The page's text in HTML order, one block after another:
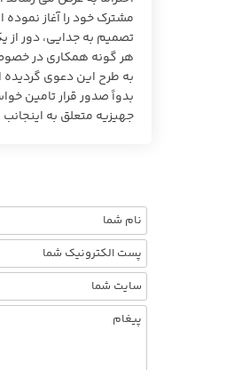
مشترک خود را آغاز
تصمیم به جدایی، دور از
هر گونه همکاری در خصوص
به طرح این دعوی
بدواً صدور قرار تامین
جهیزیه متعلق به